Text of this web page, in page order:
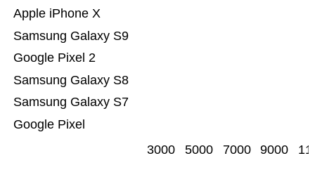
Google Pixel
Samsung Galaxy S7
Samsung Galaxy S8
Google Pixel 2
Samsung Galaxy S9
Apple iPhone X
3000 5000 7000 9000